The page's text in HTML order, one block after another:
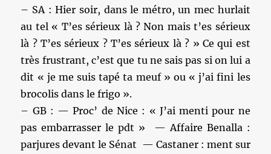
– SA : Hier soir, dans le métro, un mec hurlait
au tel « T’es sérieux là ? Non mais t’es sérieux
là ? T’es sérieux ? T’es sérieux là ? » Ce qui est
très frustrant, c’est que tu ne sais pas si on lui a
dit « je me suis tapé ta meuf » ou « j’ai fini les
brocolis dans le frigo ».
– GB : — Proc’ de Nice : « J’ai menti pour ne
pas embarrasser le pdt » — Affaire Benalla :
parjures devant le Sénat — Castaner : ment sur